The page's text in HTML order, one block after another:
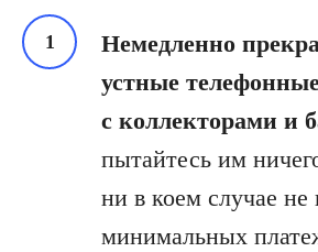
Немедленно
устные
с коллекторами и
пытайтесь им
ни в коем случае не
минимальных